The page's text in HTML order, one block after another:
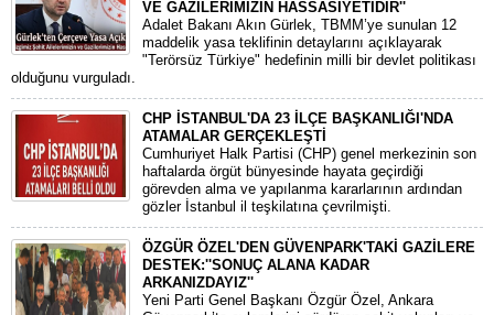
VE GAZİLERİMİZİN HASSASİYETİDİR''
Adalet Bakanı Akın Gürlek, TBMM’ye sunulan 12
maddelik yasa teklifinin detaylarını açıklayarak
"Terörsüz Türkiye" hedefinin milli bir devlet politikası
olduğunu vurguladı.
CHP İSTANBUL'DA 23 İLÇE BAŞKANLIĞI'NDA
ATAMALAR GERÇEKLEŞTİ
​Cumhuriyet Halk Partisi (CHP) genel merkezinin son
haftalarda örgüt bünyesinde hayata geçirdiği
görevden alma ve yapılanma kararlarının ardından
gözler İstanbul il teşkilatına çevrilmişti.
ÖZGÜR ÖZEL'DEN GÜVENPARK'TAKİ GAZİLERE
DESTEK:''SONUÇ ALANA KADAR
ARKANIZDAYIZ''
​Yeni Parti Genel Başkanı Özgür Özel, Ankara